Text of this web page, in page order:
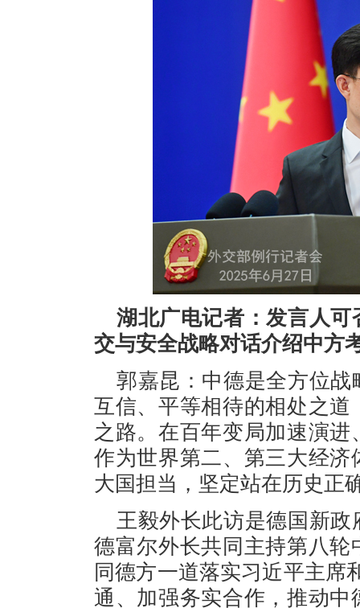
湖北广电记者：发言人
交与安全战略对话介绍中方
郭嘉昆：中德是全方位
互信、平等相待的相处之
之路。在百年变局加速演
作为世界第二、第三大经
大国担当，坚定站在历史正
王毅外长此访是德国新
德富尔外长共同主持第八
同德方一道落实习近平主席
通、加强务实合作，推动